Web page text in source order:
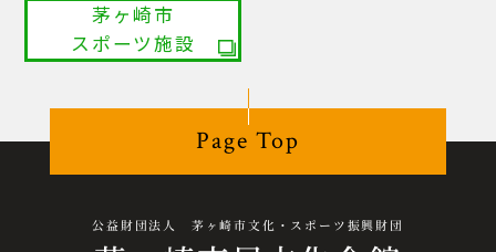
茅ヶ崎市
スポーツ施設
Page Top
公益財団法人 茅ヶ崎市文化・スポーツ振興財団